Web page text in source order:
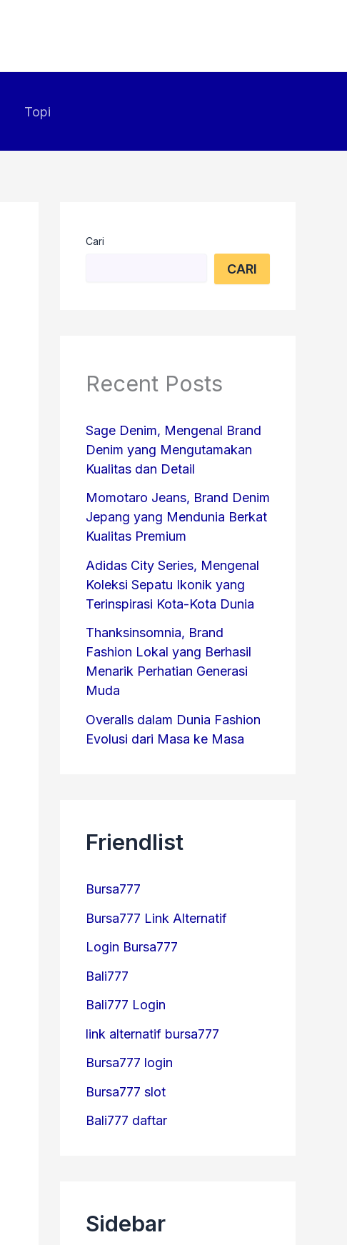
Topi
Cari
CARI
Recent Posts
Sage Denim, Mengenal Brand
Denim yang Mengutamakan
Kualitas dan Detail
Momotaro Jeans, Brand Denim
Jepang yang Mendunia Berkat
Kualitas Premium
Adidas City Series, Mengenal
Koleksi Sepatu Ikonik yang
Terinspirasi Kota-Kota Dunia
Thanksinsomnia, Brand
Fashion Lokal yang Berhasil
Menarik Perhatian Generasi
Muda
Overalls dalam Dunia Fashion
Evolusi dari Masa ke Masa
Friendlist
Bursa777
Bursa777 Link Alternatif
Login Bursa777
Bali777
Bali777 Login
link alternatif bursa777
Bursa777 login
Bursa777 slot
Bali777 daftar
Sidebar